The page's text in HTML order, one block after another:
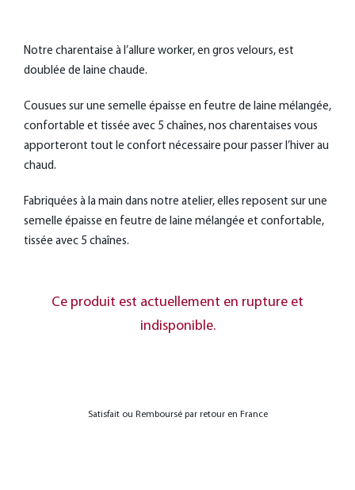
Notre charentaise à l’allure worker, en gros velours, est
doublée de laine chaude.
Cousues sur une semelle épaisse en feutre de laine mélangée,
confortable et tissée avec 5 chaînes, nos charentaises vous
apporteront tout le confort nécessaire pour passer l’hiver au
chaud.
Fabriquées à la main dans notre atelier, elles reposent sur une
semelle épaisse en feutre de laine mélangée et confortable,
tissée avec 5 chaînes.
Ce produit est actuellement en rupture et
indisponible.
Satisfait ou Remboursé par retour en France